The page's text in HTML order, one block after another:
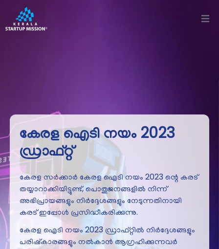
കേരള ഐടി നയം 2023
ഡ്രാഫ്റ്റ്
കേരള സർക്കാർ കേരള ഐടി നയം 2023 ന്റെ കരട്
തയ്യാറാക്കിയിട്ടുണ്ട്, പൊതുജനങ്ങളിൽ നിന്ന്
അഭിപ്രായങ്ങളും നിർദ്ദേശങ്ങളും നേടുന്നതിനായി
കരട് ഇപ്പോൾ പ്രസിദ്ധീകരിക്കുന്നു.
കേരള ഐടി നയം 2023 ഡ്രാഫ്റ്റിൽ നിർദ്ദേശങ്ങളും
പരിഷ്കാരങ്ങളും നൽകാൻ ആഗ്രഹിക്കുന്നവർ